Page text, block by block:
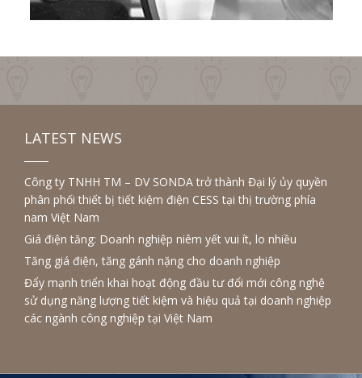
LATEST NEWS
Công ty TNHH TM – DV SONDA trở thành Đại lý ủy quyền
phân phối thiết bị tiết kiệm điện CESS tại thị trường phía
nam Việt Nam
Giá điện tăng: Doanh nghiệp niêm yết vui ít, lo nhiều
Tăng giá điện, tăng gánh nặng cho doanh nghiệp
Đẩy mạnh triển khai hoạt động đầu tư đổi mới công nghệ
sử dụng năng lượng tiết kiệm và hiệu quả tại doanh nghiệp
các ngành công nghiệp tại Việt Nam